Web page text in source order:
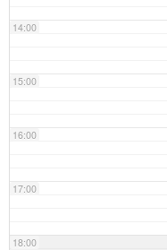
14:00
15:00
16:00
17:00
18:00